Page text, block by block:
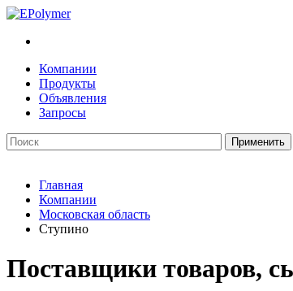
Компании
Продукты
Объявления
Запросы
Главная
Компании
Московская область
Ступино
Поставщики товаров,